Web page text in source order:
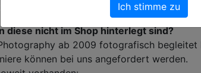
Warenkorb gehen und deine Lizenz
diese nicht im Shop hinterlegt sind?
ab 2009 fotografisch
können bei uns angefordert werden.
Ich stimme zu